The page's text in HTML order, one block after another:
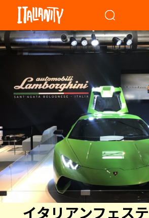
イタリアンフェス